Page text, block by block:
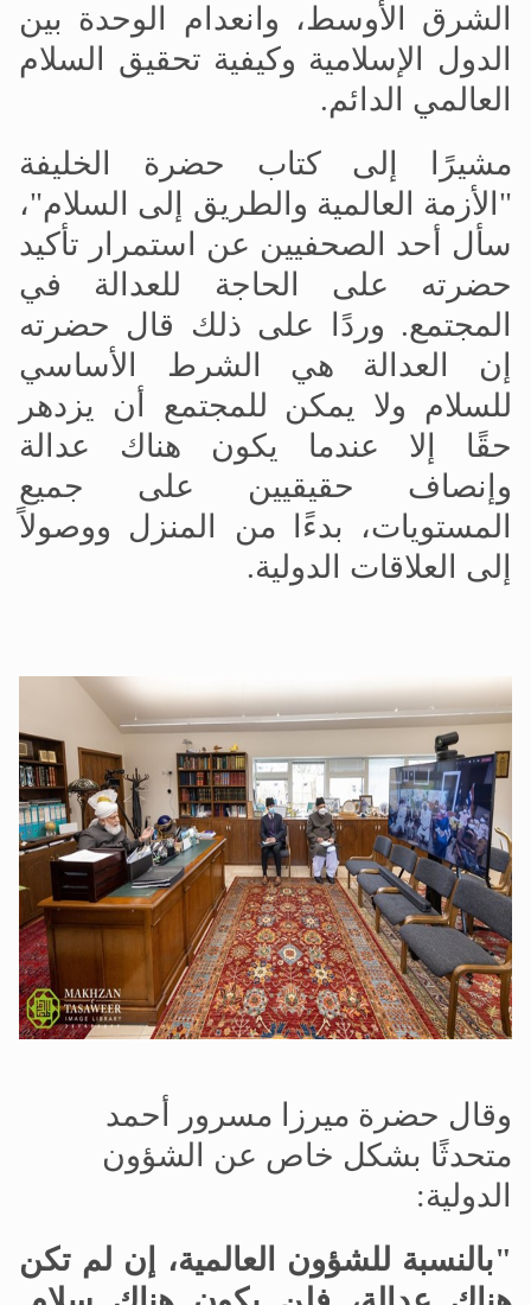
الشرق الأوسط، وانعدام الوحدة بين
الدول الإسلامية وكيفية تحقيق
السلام
العالمي الدائم.
مشيرًا إلى كتاب حضرة الخليفة
"الأزمة العالمية والطريق إلى السلام"،
سأل أحد الصحفيين عن استمرار تأكيد
حضرته على الحاجة للعدالة في
المجتمع. وردًا على ذلك قال حضرته
إن العدالة هي الشرط الأساسي
للسلام ولا يمكن للمجتمع أن يزدهر
حقًا إلا عندما يكون هناك عدالة
وإنصاف حقيقيين على جميع
المستويات، بدءًا من المنزل ووصولاً
إلى العلاقات الدولية.
وقال حضرة ميرزا مسرور أحمد
متحدثًا بشكل خاص عن الشؤون
الدولية:
"بالنسبة للشؤون العالمية، إن لم تكن